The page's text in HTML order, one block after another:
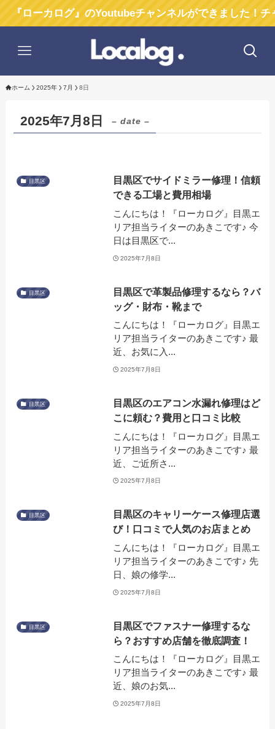
ーカログ』のYoutubeチャンネルができました！チャン
ホーム 2025年 7月 8日
2025年7月8日 – date –
目黒区
目黒区でサイドミラー修理！信頼
できる工場と費用相場
こんにちは！『ローカログ』目黒エ
リア担当ライターのあきこです♪ 今
日は目黒区で...
2025年7月8日
目黒区
目黒区で革製品修理するなら？バ
ッグ・財布・靴まで
こんにちは！『ローカログ』目黒エ
リア担当ライターのあきこです♪ 最
近、お気に入...
2025年7月8日
目黒区
目黒区のエアコン水漏れ修理はど
こに頼む？費用と口コミ比較
こんにちは！『ローカログ』目黒エ
リア担当ライターのあきこです♪ 最
近、ご近所さ...
2025年7月8日
目黒区
目黒区のキャリーケース修理店選
び！口コミで人気のお店まとめ
こんにちは！『ローカログ』目黒エ
リア担当ライターのあきこです♪ 先
日、娘の修学...
2025年7月8日
目黒区
目黒区でファスナー修理するな
ら？おすすめ店舗を徹底調査！
こんにちは！『ローカログ』目黒エ
リア担当ライターのあきこです♪ 最
近、娘のお気...
2025年7月8日